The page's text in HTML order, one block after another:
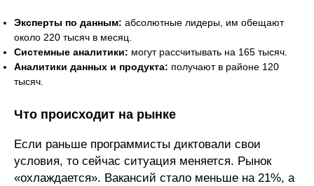
Эксперты по данным: абсолютные лидеры, им обещают
около 220 тысяч в месяц.
Системные аналитики: могут рассчитывать на 165 тысяч.
Аналитики данных и продукта: получают в районе 120
тысяч.
Что происходит на рынке
Если раньше программисты диктовали свои
условия, то сейчас ситуация меняется. Рынок
«охлаждается». Вакансий стало меньше на 21%, а